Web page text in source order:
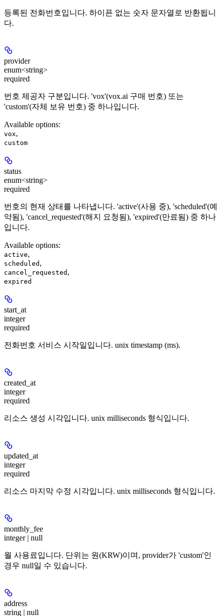
등록된 전화번호입니다. 하이픈 없는 숫자 문자열로 반환됩니
다.
provider
enum<string>
required
번호 제공자 구분입니다. 'vox'(vox.ai 구매 번호) 또는
'custom'(자체 보유 번호) 중 하나입니다.
Available options:
vox,
custom
status
enum<string>
required
번호의 현재 상태를 나타냅니다. 'active'(사용 중), 'scheduled'(예
약됨), 'cancel_requested'(해지 요청됨), 'expired'(만료됨) 중 하나
입니다.
Available options:
active,
scheduled ,
cancel_requested ,
expired
start_at
integer
required
전화번호 서비스 시작일입니다. unix timestamp (ms).
created_at
integer
required
리소스 생성 시각입니다. unix milliseconds 형식입니다.
updated_at
integer
required
리소스 마지막 수정 시각입니다. unix milliseconds 형식입니다.
monthly_fee
integer | null
월 사용료입니다. 단위는 원(KRW)이며, provider가 'custom'인
경우 null일 수 있습니다.
address
string | null